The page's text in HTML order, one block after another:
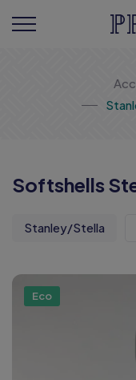
Eco
Softshells
Stanley/Stella